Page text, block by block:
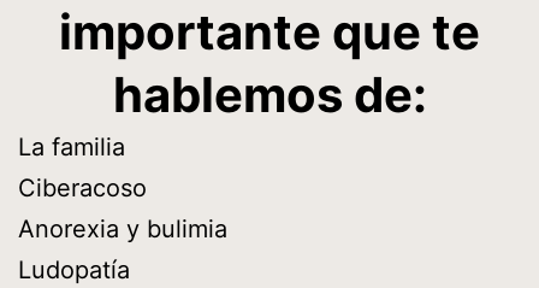
importante que te
hablemos de:
La familia
Ciberacoso
Anorexia y bulimia
Ludopatía